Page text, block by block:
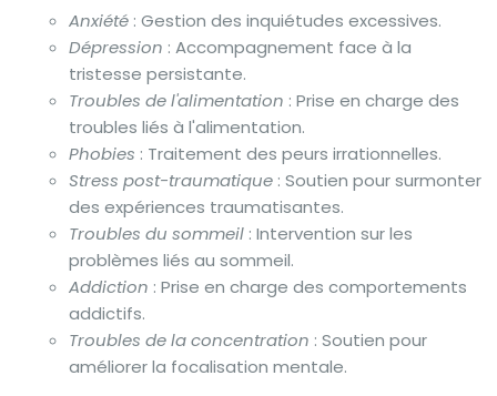
Anxiété : Gestion des inquiétudes excessives.
Dépression : Accompagnement face à la
tristesse persistante.
Troubles de l'alimentation : Prise en charge des
troubles liés à l'alimentation.
Phobies : Traitement des peurs irrationnelles.
Stress post-traumatique : Soutien pour surmonter
des expériences traumatisantes.
Troubles du sommeil : Intervention sur les
problèmes liés au sommeil.
Addiction : Prise en charge des comportements
addictifs.
Troubles de la concentration : Soutien pour
améliorer la focalisation mentale.